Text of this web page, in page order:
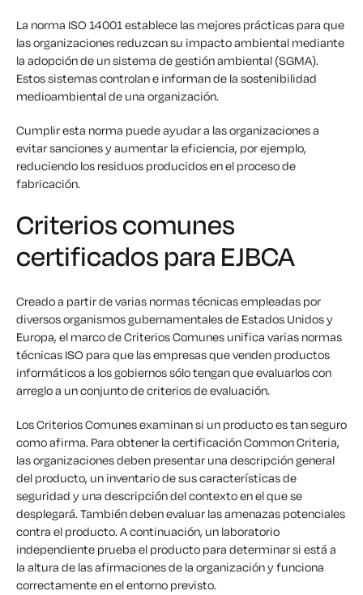
La norma ISO 14001 establece las mejores prácticas para que
las organizaciones reduzcan su impacto ambiental mediante
la adopción de un sistema de gestión ambiental (SGMA).
Estos sistemas controlan e informan de la sostenibilidad
medioambiental de una organización.
Cumplir esta norma puede ayudar a las organizaciones a
evitar sanciones y aumentar la eficiencia, por ejemplo,
reduciendo los residuos producidos en el proceso de
fabricación.
Criterios comunes
certificados para EJBCA
Creado a partir de varias normas técnicas empleadas por
diversos organismos gubernamentales de Estados Unidos y
Europa, el marco de Criterios Comunes unifica varias normas
técnicas ISO para que las empresas que venden productos
informáticos a los gobiernos sólo tengan que evaluarlos con
arreglo a un conjunto de criterios de evaluación.
Los Criterios Comunes examinan si un producto es tan seguro
como afirma. Para obtener la certificación Common Criteria,
las organizaciones deben presentar una descripción general
del producto, un inventario de sus características de
seguridad y una descripción del contexto en el que se
desplegará. También deben evaluar las amenazas potenciales
contra el producto. A continuación, un laboratorio
independiente prueba el producto para determinar si está a
la altura de las afirmaciones de la organización y funciona
correctamente en el entorno previsto.